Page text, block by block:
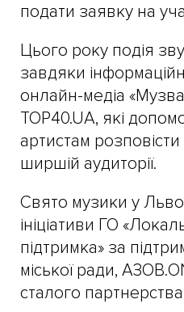
подати заявку на
Цього року подія
завдяки
онлайн-медіа
TOP40.UA, які
артистам
ширшій аудиторії.
Свято музики у
ініціативи ГО
підтримка» за
міської ради,
сталого